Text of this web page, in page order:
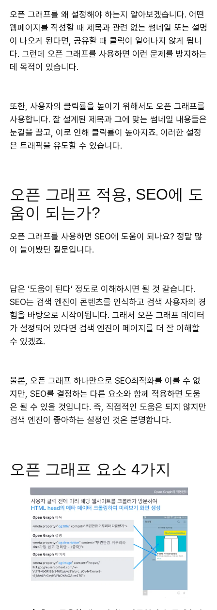
오픈 그래프를 왜 설정해야 하는지 알아보겠습니다. 어떤
웹페이지를 작성할 때 제목과 관련 없는 썸네일 또는 설명
이 나오게 된다면, 공유할 때 클릭이 일어나지 않게 됩니
다. 그런데 오픈 그래프를 사용하면 이런 문제를 방지하는
데 목적이 있습니다.
또한, 사용자의 클릭률을 높이기 위해서도 오픈 그래프를
사용합니다. 잘 설계된 제목과 그에 맞는 썸네일 내용들은
눈길을 끌고, 이로 인해 클릭률이 높아지죠. 이러한 설정
은 트래픽을 유도할 수 있습니다.
오픈 그래프 적용, SEO에 도
움이 되는가?
오픈 그래프를 사용하면 SEO에 도움이 되나요? 정말 많
이 들어봤던 질문입니다.
답은 ‘도움이 된다’ 정도로 이해하시면 될 것 같습니다.
SEO는 검색 엔진이 콘텐츠를 인식하고 검색 사용자의 경
험을 바탕으로 시작이됩니다. 그래서 오픈 그래프 데이터
가 설정되어 있다면 검색 엔진이 페이지를 더 잘 이해할
수 있겠죠.
물론, 오픈 그래프 하나만으로 SEO최적화를 이룰 수 없
지만, SEO를 결정하는 다른 요소와 함께 적용하면 도움
은 될 수 있을 것입니다. 즉, 직접적인 도움은 되지 않지만
검색 엔진이 좋아하는 설정인 것은 분명합니다.
오픈 그래프 요소 4가지